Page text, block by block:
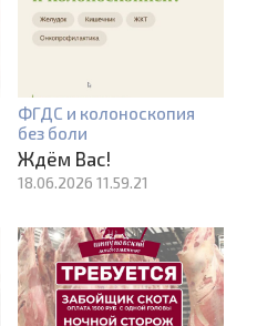
ФГДС и колоноскопия
без боли
Ждём Вас!
18.06.2026 11.59.21